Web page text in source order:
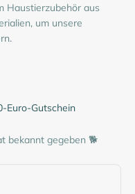
Haustierzubehör aus
um unsere
Euro-Gutschein
bekannt gegeben 🐕